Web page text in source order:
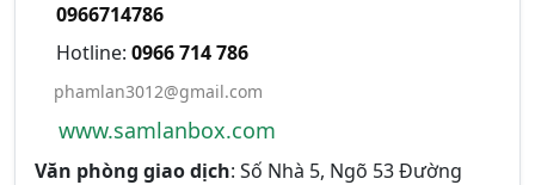
0966714786
Hotline: 0966 714 786
phamlan3012@gmail.com
www.samlanbox.com
Văn phòng giao dịch: Số Nhà 5, Ngõ 53 Đường